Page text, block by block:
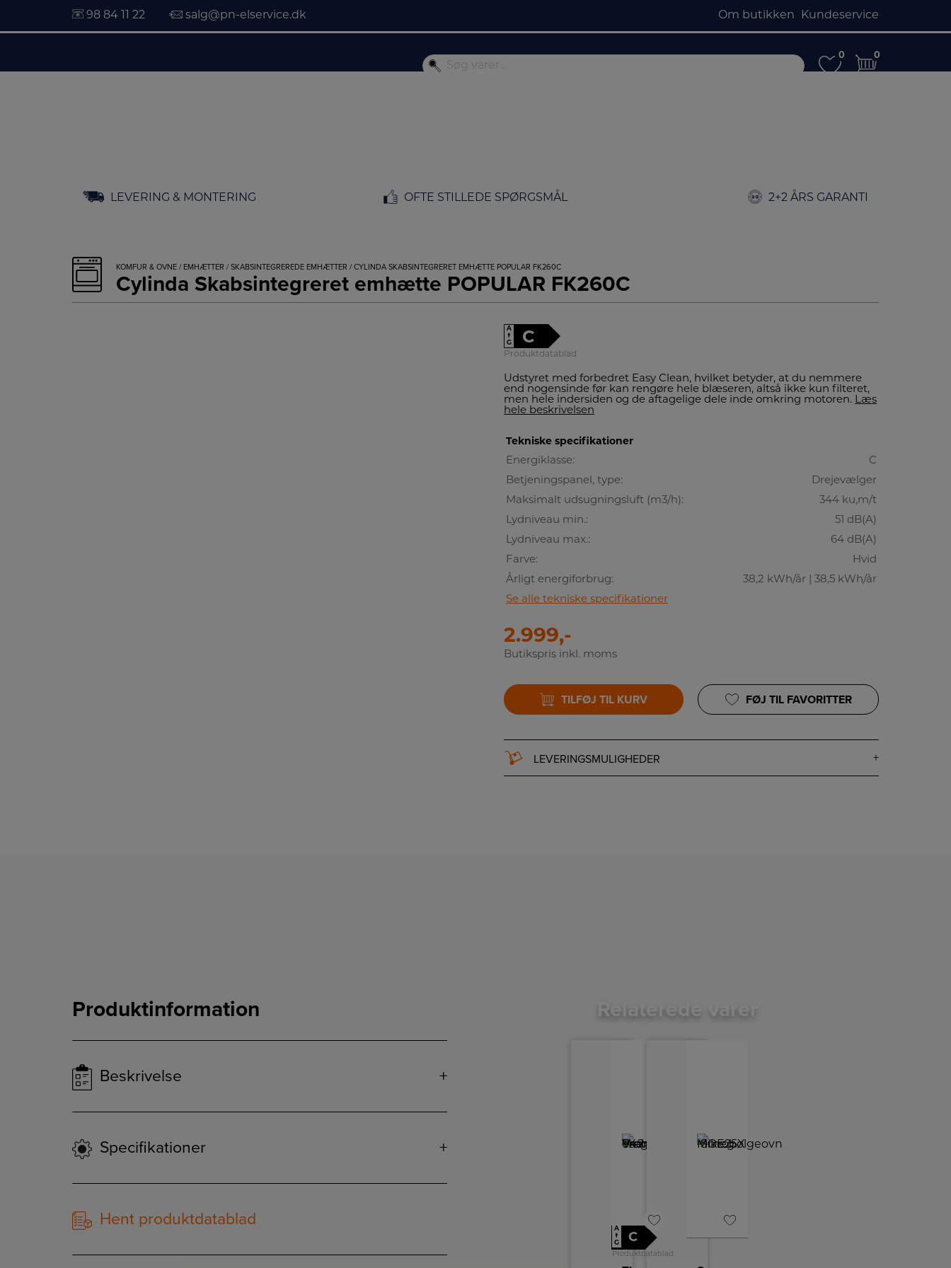
98 84 11 22 salg@pn-elservice.dk Om butikken Kundeservice
0
0 0
0
LEVERING & MONTERING OFTE STILLEDE SPØRGSMÅL 2+2 ÅRS GARANTI
KOMFUR & OVNE / EMHÆTTER / SKABSINTEGREREDE EMHÆTTER / CYLINDA SKABSINTEGRERET EMHÆTTE POPULAR FK260C
Cylinda Skabsintegreret emhætte POPULAR FK260C
A
↑
G
C
Produktdatablad
Udstyret med forbedret Easy Clean, hvilket betyder, at du nemmere
end nogensinde før kan rengøre hele blæseren, altså ikke kun filteret,
men hele indersiden og de aftagelige dele inde omkring motoren. Læs
hele beskrivelsen
Tekniske specifikationer
Energiklasse:
C
Betjeningspanel, type:
Drejevælger
Maksimalt udsugningsluft (m3/h):
344 ku,m/t
Lydniveau min.:
51 dB(A)
Lydniveau max.:
64 dB(A)
Farve:
Hvid
Årligt energiforbrug:
38,2 kWh/år | 38,5 kWh/år
Se alle tekniske specifikationer
2.999,-
Butikspris inkl. moms
TILFØJ TIL KURV FØJ TIL FAVORITTER
LEVERINGSMULIGHEDER
Produktinformation
Beskrivelse
Specifikationer
Hent produktdatablad
Relaterede varer
A
↑
G
C
Produktdatablad